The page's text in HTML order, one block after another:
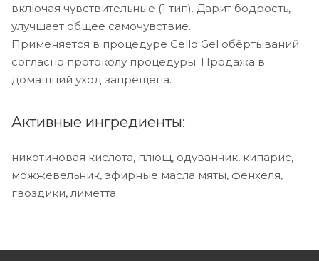
включая чувствительные (1 тип). Дарит бодрость,
улучшает общее самочувствие.
Применяется в процедуре Cello Gel обёртываний
согласно протоколу процедуры. Продажа в
домашний уход запрещена.
Активные ингредиенты:
никотиновая кислота, плющ, одуванчик, кипарис,
можжевельник, эфирные масла мяты, фенхеля,
гвоздики, лиметта